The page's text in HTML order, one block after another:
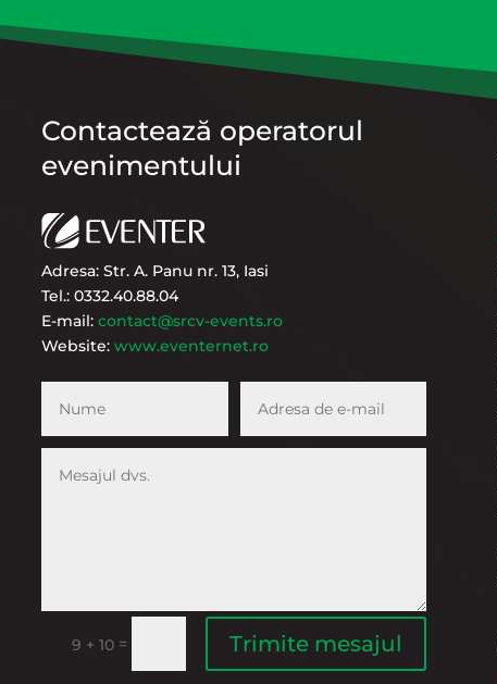
Contactează operatorul
evenimentului
Adresa: Str. A. Panu nr. 13, Iasi
Tel.: 0332.40.88.04
E-mail: contact@srcv-events.ro
Website: www.eventernet.ro
9 + 10 = Trimite mesajul